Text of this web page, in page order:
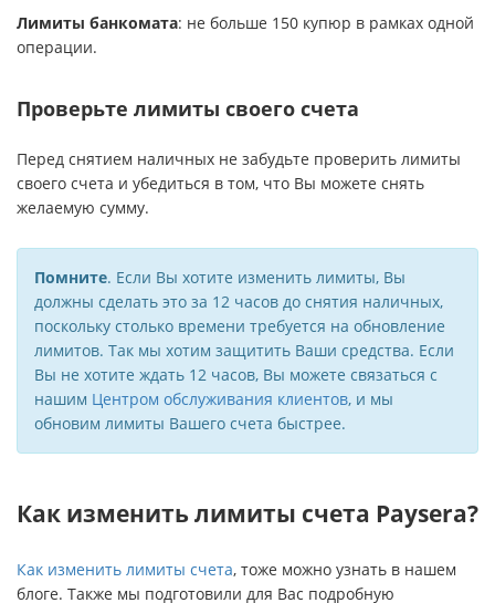
Лимиты банкомата: не больше 150 купюр в рамках одной
операции.
Проверьте лимиты своего счета
Перед снятием наличных не забудьте проверить лимиты
своего счета и убедиться в том, что Вы можете снять
желаемую сумму.
Помните. Если Вы хотите изменить лимиты, Вы
должны сделать это за 12 часов до снятия наличных,
поскольку столько времени требуется на обновление
лимитов. Так мы хотим защитить Ваши средства. Если
Вы не хотите ждать 12 часов, Вы можете связаться с
нашим Центром обслуживания клиентов, и мы
обновим лимиты Вашего счета быстрее.
Как изменить лимиты счета Paysera?
Как изменить лимиты счета, тоже можно узнать в нашем
блоге. Также мы подготовили для Вас подробную